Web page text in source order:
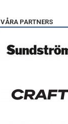
VÅRA PARTNERS